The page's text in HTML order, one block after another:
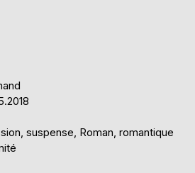
suspense, Roman, romantique